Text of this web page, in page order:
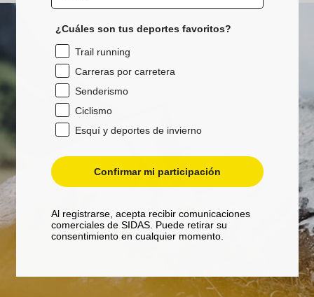
¿Cuáles son tus deportes favoritos?
Trail running
Carreras por carretera
Senderismo
Ciclismo
Esquí y deportes de invierno
Confirmar mi participación
Al registrarse, acepta recibir comunicaciones
comerciales de SIDAS. Puede retirar su
consentimiento en cualquier momento.